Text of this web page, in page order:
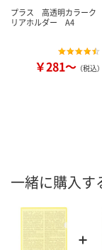
プラス 高透明カラーク
リアホルダー A4
￥281～ （税込）
一緒に購入す